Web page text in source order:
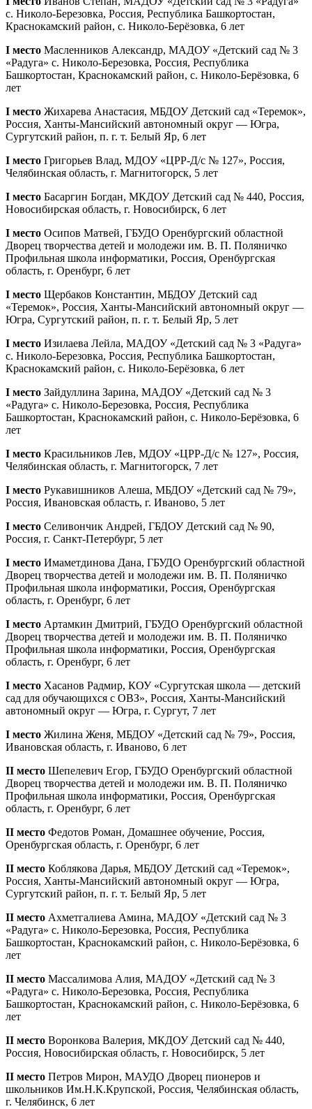
с. Николо-Березовка, Россия, Республика Башкортостан,
Краснокамский район, с. Николо-Берёзовка, 6 лет
I место Масленников Александр, МАДОУ «Детский сад № 3
«Радуга» с. Николо-Березовка, Россия, Республика
Башкортостан, Краснокамский район, с. Николо-Берёзовка, 6
лет
I место Жихарева Анастасия, МБДОУ Детский сад «Теремок»,
Россия, Ханты-Мансийский автономный округ — Югра,
Сургутский район, п. г. т. Белый Яр, 6 лет
I место Григорьев Влад, МДОУ «ЦРР-Д/с № 127», Россия,
Челябинская область, г. Магнитогорск, 5 лет
I место Басаргин Богдан, МКДОУ Детский сад № 440, Россия,
Новосибирская область, г. Новосибирск, 6 лет
I место Осипов Матвей, ГБУДО Оренбургский областной
Дворец творчества детей и молодежи им. В. П. Поляничко
Профильная школа информатики, Россия, Оренбургская
область, г. Оренбург, 6 лет
I место Щербаков Константин, МБДОУ Детский сад
«Теремок», Россия, Ханты-Мансийский автономный округ —
Югра, Сургутский район, п. г. т. Белый Яр, 5 лет
I место Изилаева Лейла, МАДОУ «Детский сад № 3 «Радуга»
с. Николо-Березовка, Россия, Республика Башкортостан,
Краснокамский район, с. Николо-Берёзовка, 6 лет
I место Зайдуллина Зарина, МАДОУ «Детский сад № 3
«Радуга» с. Николо-Березовка, Россия, Республика
Башкортостан, Краснокамский район, с. Николо-Берёзовка, 6
лет
I место Красильников Лев, МДОУ «ЦРР-Д/с № 127», Россия,
Челябинская область, г. Магнитогорск, 7 лет
I место Рукавишников Алеша, МБДОУ «Детский сад № 79»,
Россия, Ивановская область, г. Иваново, 5 лет
I место Селивончик Андрей, ГБДОУ Детский сад № 90,
Россия, г. Санкт-Петербург, 5 лет
I место Имаметдинова Дана, ГБУДО Оренбургский областной
Дворец творчества детей и молодежи им. В. П. Поляничко
Профильная школа информатики, Россия, Оренбургская
область, г. Оренбург, 6 лет
I место Артамкин Дмитрий, ГБУДО Оренбургский областной
Дворец творчества детей и молодежи им. В. П. Поляничко
Профильная школа информатики, Россия, Оренбургская
область, г. Оренбург, 6 лет
I место Хасанов Радмир, КОУ «Сургутская школа — детский
сад для обучающихся с ОВЗ», Россия, Ханты-Мансийский
автономный округ — Югра, г. Сургут, 7 лет
I место Жилина Женя, МБДОУ «Детский сад № 79», Россия,
Ивановская область, г. Иваново, 6 лет
II место Шепелевич Егор, ГБУДО Оренбургский областной
Дворец творчества детей и молодежи им. В. П. Поляничко
Профильная школа информатики, Россия, Оренбургская
область, г. Оренбург, 6 лет
II место Федотов Роман, Домашнее обучение, Россия,
Оренбургская область, г. Оренбург, 6 лет
II место Коблякова Дарья, МБДОУ Детский сад «Теремок»,
Россия, Ханты-Мансийский автономный округ — Югра,
Сургутский район, п. г. т. Белый Яр, 5 лет
II место Ахметгалиева Амина, МАДОУ «Детский сад № 3
«Радуга» с. Николо-Березовка, Россия, Республика
Башкортостан, Краснокамский район, с. Николо-Берёзовка, 6
лет
II место Массалимова Алия, МАДОУ «Детский сад № 3
«Радуга» с. Николо-Березовка, Россия, Республика
Башкортостан, Краснокамский район, с. Николо-Берёзовка, 6
лет
II место Воронкова Валерия, МКДОУ Детский сад № 440,
Россия, Новосибирская область, г. Новосибирск, 5 лет
II место Петров Мирон, МАУДО Дворец пионеров и
школьников Им.Н.К.Крупской, Россия, Челябинская область,
г. Челябинск, 6 лет